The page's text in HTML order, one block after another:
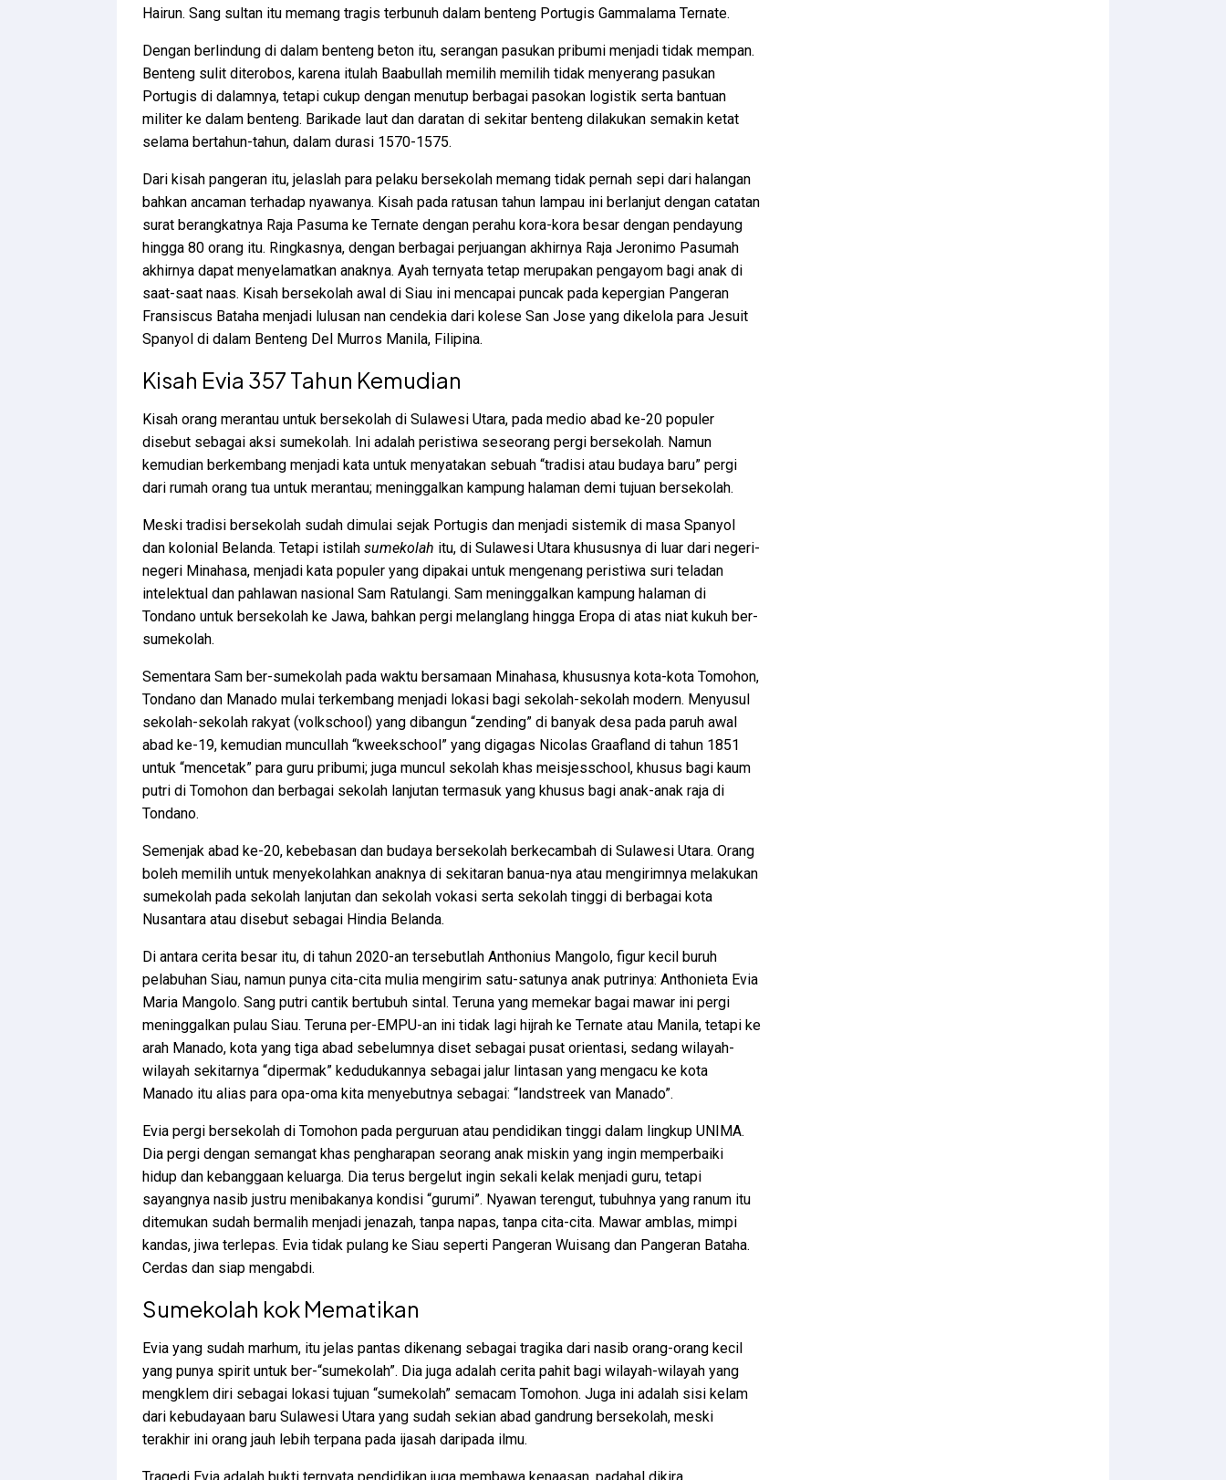
Hairun. Sang sultan itu memang tragis terbunuh dalam benteng Portugis Gammalama Ternate.
Dengan berlindung di dalam benteng beton itu, serangan pasukan pribumi menjadi tidak mempan.
Benteng sulit diterobos, karena itulah Baabullah memilih memilih tidak menyerang pasukan
Portugis di dalamnya, tetapi cukup dengan menutup berbagai pasokan logistik serta bantuan
militer ke dalam benteng. Barikade laut dan daratan di sekitar benteng dilakukan semakin ketat
selama bertahun-tahun, dalam durasi 1570-1575.
Dari kisah pangeran itu, jelaslah para pelaku bersekolah memang tidak pernah sepi dari halangan
bahkan ancaman terhadap nyawanya. Kisah pada ratusan tahun lampau ini berlanjut dengan catatan
surat berangkatnya Raja Pasuma ke Ternate dengan perahu kora-kora besar dengan pendayung
hingga 80 orang itu. Ringkasnya, dengan berbagai perjuangan akhirnya Raja Jeronimo Pasumah
akhirnya dapat menyelamatkan anaknya. Ayah ternyata tetap merupakan pengayom bagi anak di
saat-saat naas. Kisah bersekolah awal di Siau ini mencapai puncak pada kepergian Pangeran
Fransiscus Bataha menjadi lulusan nan cendekia dari kolese San Jose yang dikelola para Jesuit
Spanyol di dalam Benteng Del Murros Manila, Filipina.
Kisah Evia 357 Tahun Kemudian
Kisah orang merantau untuk bersekolah di Sulawesi Utara, pada medio abad ke-20 populer
disebut sebagai aksi sumekolah. Ini adalah peristiwa seseorang pergi bersekolah. Namun
kemudian berkembang menjadi kata untuk menyatakan sebuah “tradisi atau budaya baru” pergi
dari rumah orang tua untuk merantau; meninggalkan kampung halaman demi tujuan bersekolah.
Meski tradisi bersekolah sudah dimulai sejak Portugis dan menjadi sistemik di masa Spanyol
dan kolonial Belanda. Tetapi istilah sumekolah itu, di Sulawesi Utara khususnya di luar dari negeri-
negeri Minahasa, menjadi kata populer yang dipakai untuk mengenang peristiwa suri teladan
intelektual dan pahlawan nasional Sam Ratulangi. Sam meninggalkan kampung halaman di
Tondano untuk bersekolah ke Jawa, bahkan pergi melanglang hingga Eropa di atas niat kukuh ber-
sumekolah.
Sementara Sam ber-sumekolah pada waktu bersamaan Minahasa, khususnya kota-kota Tomohon,
Tondano dan Manado mulai terkembang menjadi lokasi bagi sekolah-sekolah modern. Menyusul
sekolah-sekolah rakyat (volkschool) yang dibangun “zending” di banyak desa pada paruh awal
abad ke-19, kemudian muncullah “kweekschool” yang digagas Nicolas Graafland di tahun 1851
untuk “mencetak” para guru pribumi; juga muncul sekolah khas meisjesschool, khusus bagi kaum
putri di Tomohon dan berbagai sekolah lanjutan termasuk yang khusus bagi anak-anak raja di
Tondano.
Semenjak abad ke-20, kebebasan dan budaya bersekolah berkecambah di Sulawesi Utara. Orang
boleh memilih untuk menyekolahkan anaknya di sekitaran banua-nya atau mengirimnya melakukan
sumekolah pada sekolah lanjutan dan sekolah vokasi serta sekolah tinggi di berbagai kota
Nusantara atau disebut sebagai Hindia Belanda.
Di antara cerita besar itu, di tahun 2020-an tersebutlah Anthonius Mangolo, figur kecil buruh
pelabuhan Siau, namun punya cita-cita mulia mengirim satu-satunya anak putrinya: Anthonieta Evia
Maria Mangolo. Sang putri cantik bertubuh sintal. Teruna yang memekar bagai mawar ini pergi
meninggalkan pulau Siau. Teruna per-EMPU-an ini tidak lagi hijrah ke Ternate atau Manila, tetapi ke
arah Manado, kota yang tiga abad sebelumnya diset sebagai pusat orientasi, sedang wilayah-
wilayah sekitarnya “dipermak” kedudukannya sebagai jalur lintasan yang mengacu ke kota
Manado itu alias para opa-oma kita menyebutnya sebagai: “landstreek van Manado”.
Evia pergi bersekolah di Tomohon pada perguruan atau pendidikan tinggi dalam lingkup UNIMA.
Dia pergi dengan semangat khas pengharapan seorang anak miskin yang ingin memperbaiki
hidup dan kebanggaan keluarga. Dia terus bergelut ingin sekali kelak menjadi guru, tetapi
sayangnya nasib justru menibakanya kondisi “gurumi”. Nyawan terengut, tubuhnya yang ranum itu
ditemukan sudah bermalih menjadi jenazah, tanpa napas, tanpa cita-cita. Mawar amblas, mimpi
kandas, jiwa terlepas. Evia tidak pulang ke Siau seperti Pangeran Wuisang dan Pangeran Bataha.
Cerdas dan siap mengabdi.
Sumekolah kok Mematikan
Evia yang sudah marhum, itu jelas pantas dikenang sebagai tragika dari nasib orang-orang kecil
yang punya spirit untuk ber-“sumekolah”. Dia juga adalah cerita pahit bagi wilayah-wilayah yang
mengklem diri sebagai lokasi tujuan “sumekolah” semacam Tomohon. Juga ini adalah sisi kelam
dari kebudayaan baru Sulawesi Utara yang sudah sekian abad gandrung bersekolah, meski
terakhir ini orang jauh lebih terpana pada ijasah daripada ilmu.